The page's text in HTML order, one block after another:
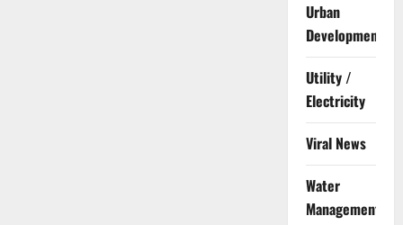
Urban
Development
Utility /
Electricity
Viral News
Water
Management